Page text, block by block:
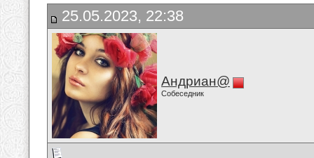
25.05.2023, 22:38
Андриан@
Собеседник